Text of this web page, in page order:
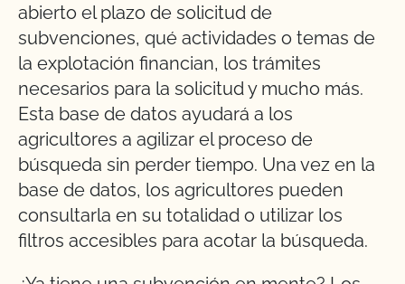
abierto el plazo de solicitud de
subvenciones, qué actividades o temas de
la explotación financian, los trámites
necesarios para la solicitud y mucho más.
Esta base de datos ayudará a los
agricultores a agilizar el proceso de
búsqueda sin perder tiempo. Una vez en la
base de datos, los agricultores pueden
consultarla en su totalidad o utilizar los
filtros accesibles para acotar la búsqueda.